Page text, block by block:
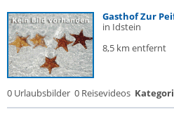
Gasthof Zur
in Idstein
8,5 km entfernt
0 Urlaubsbilder 0 Reisevideos